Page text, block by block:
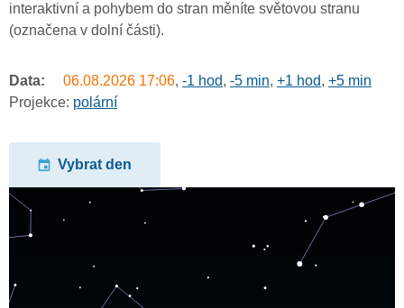
interaktivní a pohybem do stran měníte světovou stranu
(označena v dolní části).
Data: 06.08.2026 17:06, -1 hod, -5 min, +1 hod, +5 min
Projekce: polární
Vybrat den
undefined
undefined